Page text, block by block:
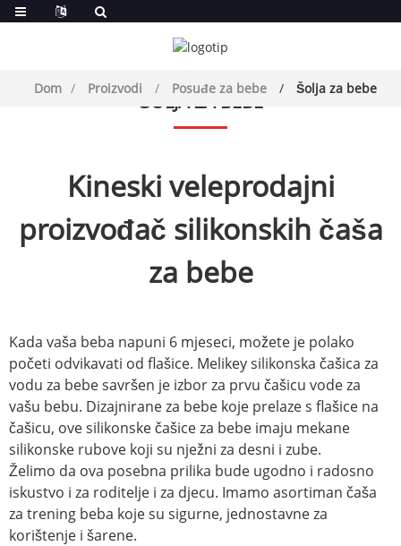
Dom Proizvodi Posuđe za bebe Šolja za bebe
ŠOLJA ZA BEBE
Kineski veleprodajni
proizvođač silikonskih čaša
za bebe
Kada vaša beba napuni 6 mjeseci, možete je polako
početi odvikavati od flašice. Melikey silikonska čašica za
vodu za bebe savršen je izbor za prvu čašicu vode za
vašu bebu. Dizajnirane za bebe koje prelaze s flašice na
čašicu, ove silikonske čašice za bebe imaju mekane
silikonske rubove koji su nježni za desni i zube.
Želimo da ova posebna prilika bude ugodno i radosno
iskustvo i za roditelje i za djecu. Imamo asortiman čaša
za trening beba koje su sigurne, jednostavne za
korištenje i šarene.